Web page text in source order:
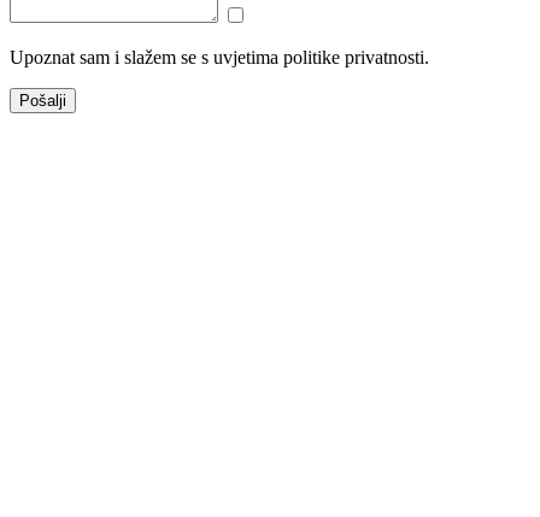
Upoznat sam i slažem se s uvjetima politike privatnosti.
Pošalji